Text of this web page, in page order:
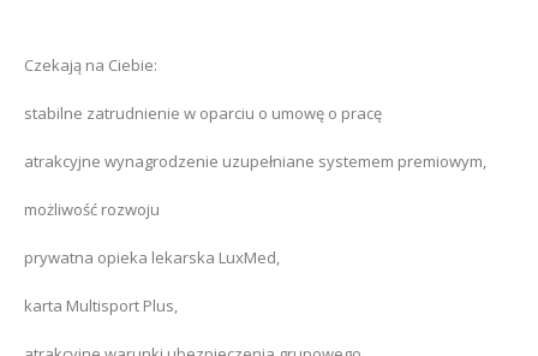
Czekają na Ciebie:
stabilne zatrudnienie w oparciu o umowę o pracę
atrakcyjne wynagrodzenie uzupełniane systemem premiowym,
możliwość rozwoju
prywatna opieka lekarska LuxMed,
karta Multisport Plus,